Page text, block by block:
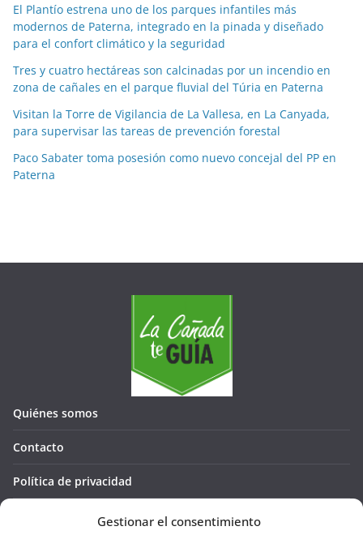
Gestionar el consentimiento
m
e
e
El Plantío estrena uno de los parques infantiles más
modernos de Paterna, integrado en la pinada y diseñado
para el confort climático y la seguridad
Tres y cuatro hectáreas son calcinadas por un incendio en
zona de cañales en el parque fluvial del Túria en Paterna
Visitan la Torre de Vigilancia de La Vallesa, en La Canyada,
para supervisar las tareas de prevención forestal
Paco Sabater toma posesión como nuevo concejal del PP en
Paterna
Quiénes somos
Contacto
Política de privacidad
Política de cookies (UE)